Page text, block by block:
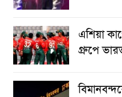
এশিয়া
গ্রুপে